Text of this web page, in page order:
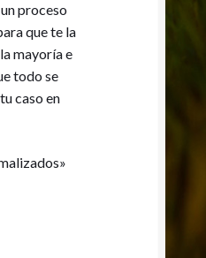
proceso
que te la
mayoría e
todo se
caso en